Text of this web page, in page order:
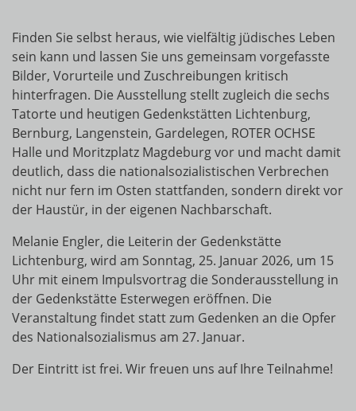
Finden Sie selbst heraus, wie vielfältig jüdisches Leben
sein kann und lassen Sie uns gemeinsam vorgefasste
Bilder, Vorurteile und Zuschreibungen kritisch
hinterfragen. Die Ausstellung stellt zugleich die sechs
Tatorte und heutigen Gedenkstätten Lichtenburg,
Bernburg, Langenstein, Gardelegen, ROTER OCHSE
Halle und Moritzplatz Magdeburg vor und macht damit
deutlich, dass die nationalsozialistischen Verbrechen
nicht nur fern im Osten stattfanden, sondern direkt vor
der Haustür, in der eigenen Nachbarschaft.
Melanie Engler, die Leiterin der Gedenkstätte
Lichtenburg, wird am Sonntag, 25. Januar 2026, um 15
Uhr mit einem Impulsvortrag die Sonderausstellung in
der Gedenkstätte Esterwegen eröffnen. Die
Veranstaltung findet statt zum Gedenken an die Opfer
des Nationalsozialismus am 27. Januar.
Der Eintritt ist frei. Wir freuen uns auf Ihre Teilnahme!